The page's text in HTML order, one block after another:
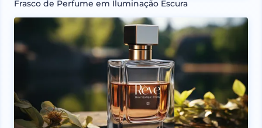
Frasco de Perfume em Iluminação Escura